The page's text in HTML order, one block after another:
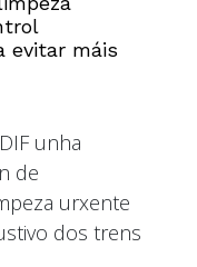
evitar máis
unha
de
urxente
dos trens